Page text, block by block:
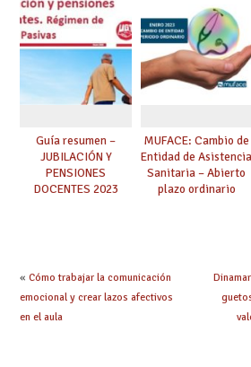
(enfermos
oncológicos,
celíacos,
psiquiátricos,
personas
drogodependientes,
estancias temporales
asistidas, personas
en situación de
dependencia, ayudas
para facilitar la
de baja que exceda
de 90 días: el
mutualista deja de
cobrar complementos
en nómina y ha de
solicitarse subsidio a
Guía resumen –
JUBILACIÓN Y
PENSIONES
DOCENTES 2023
MUFACE: Cambio de
Entidad de Asistencia
Sanitaria – Abierto
plazo ordinario
posibilidad durante
el mes de junio.
« Cómo trabajar la comunicación
emocional y crear lazos afectivos
en el aula